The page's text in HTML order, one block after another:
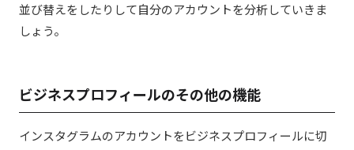
並び替えをしたりして自分のアカウントを分析していきま
しょう。
ビジネスプロフィールのその他の機能
インスタグラムのアカウントをビジネスプロフィールに切